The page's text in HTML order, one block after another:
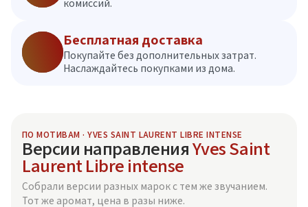
комиссий.
Бесплатная доставка
Покупайте без дополнительных затрат.
Наслаждайтесь покупками из дома.
ПО МОТИВАМ · YVES SAINT LAURENT LIBRE INTENSE
Версии направления Yves Saint
Laurent Libre intense
Собрали версии разных марок с тем же звучанием.
Тот же аромат, цена в разы ниже.